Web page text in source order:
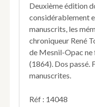
Lô
et
Deuxième édition
considérablement
manuscrits, les
chroniqueur René
de Mesnil-Opac ne
(1864). Dos passé.
manuscrites.
Réf : 14048